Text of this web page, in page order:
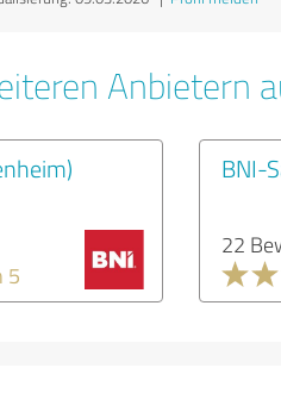
Anbietern
5
BNI-
22